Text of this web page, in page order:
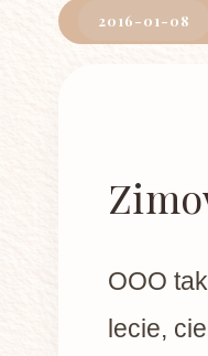
2016-01-08
OOO
lecie,